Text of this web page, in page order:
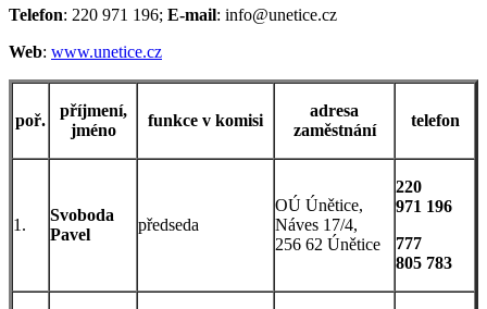
Telefon: 220 971 196; E-mail: info@unetice.cz
Web: www.unetice.cz
poř.
příjmení,
jméno
funkce v komisi
adresa
zaměstnání
telefon
1.
Svoboda
Pavel
předseda
OÚ Únětice,
Náves 17/4,
256 62 Únětice
220
971 196
777
805 783